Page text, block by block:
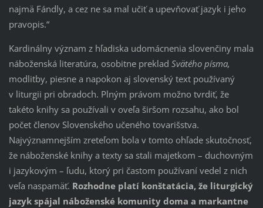
najmä Fándly, a cez ne sa mal učiť a upevňovať jazyk i jeho
pravopis.“
Kardinálny význam z hľadiska udomácnenia slovenčiny mala
náboženská literatúra, osobitne preklad Svätého písma,
modlitby, piesne a napokon aj slovenský text používaný
v liturgii pri obradoch. Plným právom možno tvrdiť, že
takéto knihy sa používali v oveľa širšom rozsahu, ako bol
počet členov Slovenského učeného tovarišstva.
Najvýznamnejším zreteľom bola v tomto ohľade skutočnosť,
že náboženské knihy a texty sa stali majetkom – duchovným
i jazykovým – ľudu, ktorý pri častom používaní vedel z nich
veľa naspamäť. Rozhodne platí konštatácia, že liturgický
jazyk spájal náboženské komunity doma a markantne